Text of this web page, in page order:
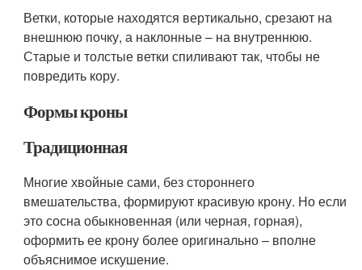
Ветки, которые находятся вертикально, срезают на
внешнюю почку, а наклонные – на внутреннюю.
Старые и толстые ветки спиливают так, чтобы не
повредить кору.
Формы кроны
Традиционная
Многие хвойные сами, без стороннего
вмешательства, формируют красивую крону. Но если
это сосна обыкновенная (или черная, горная),
оформить ее крону более оригинально – вполне
объяснимое искушение.